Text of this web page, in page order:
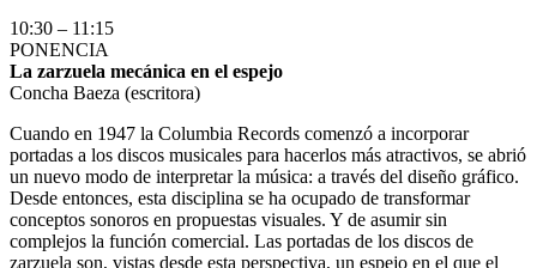
10:30 – 11:15
PONENCIA
La zarzuela mecánica en el espejo
Concha Baeza (escritora)
Cuando en 1947 la Columbia Records comenzó a incorporar
portadas a los discos musicales para hacerlos más atractivos, se abrió
un nuevo modo de interpretar la música: a través del diseño gráfico.
Desde entonces, esta disciplina se ha ocupado de transformar
conceptos sonoros en propuestas visuales. Y de asumir sin
complejos la función comercial. Las portadas de los discos de
zarzuela son, vistas desde esta perspectiva, un espejo en el que el